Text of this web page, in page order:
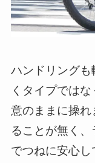
ハンドリング
くタイプでは
意のままに操れ
ることが無く
でつねに安心